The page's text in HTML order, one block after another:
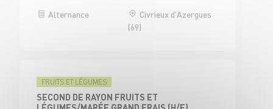
Alternance
Civrieux d'Azergues
(69)
FRUITS ET LÉGUMES
SECOND DE RAYON FRUITS ET